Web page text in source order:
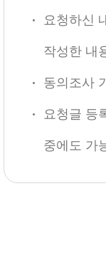
요청하신
작성한 내
동의조사
요청글 등
중에도 가